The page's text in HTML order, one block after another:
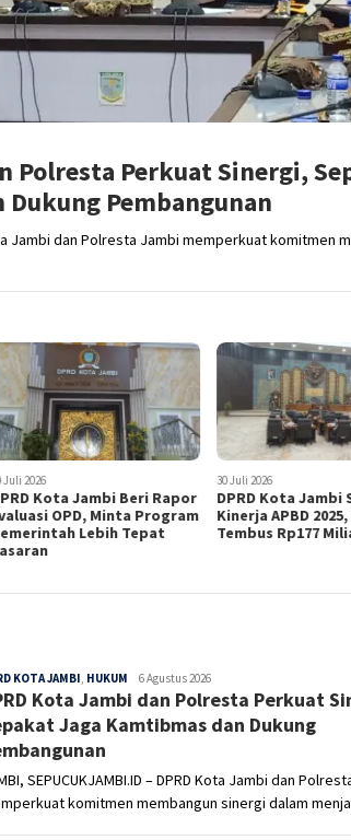
Polresta Perkuat Sinergi,
Pembangunan
Jambi dan Polresta Jambi memperkuat komitmen
Juli 2026
Kota Jambi Beri Rapor
OPD, Minta Program
Lebih Tepat
30 Juli 2026
DPRD Kota Jambi
Kinerja APBD 2025,
Tembus Rp177
KOTA JAMBI, HUKUM Sepucuk
Jambi
6 Agustus 2026
Kota Jambi dan Polresta Perkuat
Jaga Kamtibmas dan Dukung
SEPUCUKJAMBI.ID – DPRD Kota Jambi dan
komitmen membangun sinergi dalam